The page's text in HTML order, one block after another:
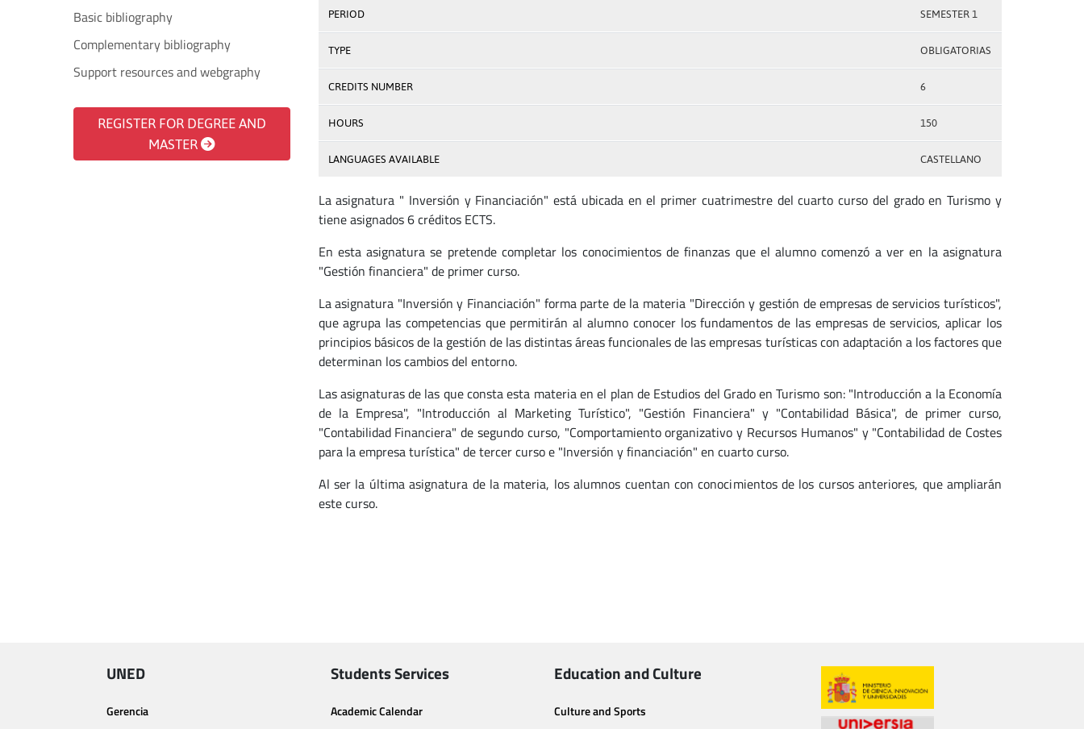
Basic bibliography
Complementary bibliography
Support resources and webgraphy
REGISTER FOR DEGREE AND
MASTER
PERIOD SEMESTER 1
TYPE OBLIGATORIAS
CREDITS NUMBER 6
HOURS 150
LANGUAGES AVAILABLE CASTELLANO
La asignatura " Inversión y Financiación" está ubicada en el primer cuatrimestre del cuarto curso del grado en Turismo y
tiene asignados 6 créditos ECTS.
En esta asignatura se pretende completar los conocimientos de finanzas que el alumno comenzó a ver en la asignatura
"Gestión financiera" de primer curso.
La asignatura "Inversión y Financiación" forma parte de la materia "Dirección y gestión de empresas de servicios turísticos",
que agrupa las competencias que permitirán al alumno conocer los fundamentos de las empresas de servicios, aplicar los
principios básicos de la gestión de las distintas áreas funcionales de las empresas turísticas con adaptación a los factores que
determinan los cambios del entorno.
Las asignaturas de las que consta esta materia en el plan de Estudios del Grado en Turismo son: "Introducción a la Economía
de la Empresa", "Introducción al Marketing Turístico", "Gestión Financiera" y "Contabilidad Básica", de primer curso,
"Contabilidad Financiera" de segundo curso, "Comportamiento organizativo y Recursos Humanos" y "Contabilidad de Costes
para la empresa turística" de tercer curso e "Inversión y financiación" en cuarto curso.
Al ser la última asignatura de la materia, los alumnos cuentan con conocimientos de los cursos anteriores, que ampliarán
este curso.
UNED
Gerencia
Students Services
Academic Calendar
Education and Culture
Culture and Sports